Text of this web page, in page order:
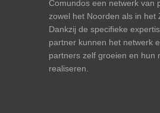
Comundos een netwerk van
zowel het Noorden als in het
Dankzij de specifieke
partner kunnen het netwerk
partners zelf groeien en hun
realiseren.